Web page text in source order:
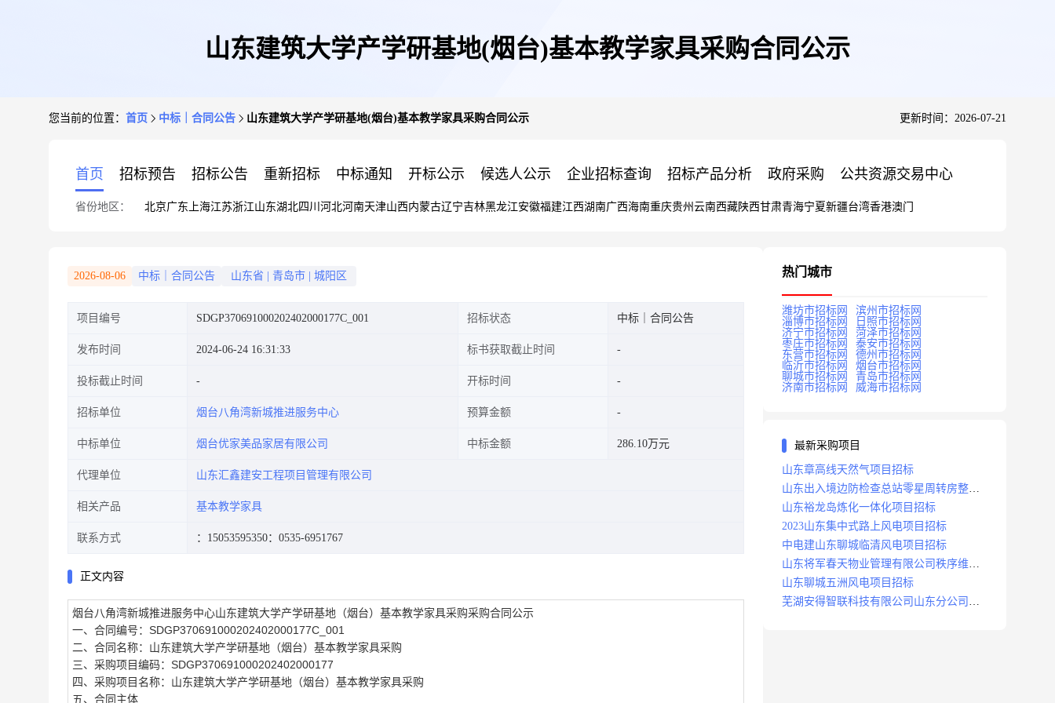
山东建筑大学产学研基地(烟台)基本教学家具采购合同公示
您当前的位置： 首页 中标｜合同公告 山东建筑大学产学研基地(烟台)基本教学家具采购合同公示 更新时间：2026-07-21
首页 招标预告 招标公告 重新招标 中标通知 开标公示 候选人公示 企业招标查询 招标产品分析 政府采购 公共资源交易中心
省份地区： 北京广东 上海江苏浙江山东湖北四川 河北河南天津山西内蒙古辽宁吉林黑龙江安徽福建江西湖南广西海南重庆贵州 云南西藏陕西甘肃青海宁夏新疆台湾香港澳门
2026-08-06 中标｜合同公告 山东省 青岛市 城阳区
项目编号 SDGP370691000202402000177C_001 招标状态 中标｜合同公告
发布时间 2024-06-24 16:31:33 标书获取截止时间
投标截止时间 开标时间
招标单位 烟台八角湾新城推进服务中心 预算金额
中标单位 烟台优家美品家居有限公司 中标金额 286.10万元
代理单位 山东汇鑫建安工程项目管理有限公司
相关产品 基本教学家具
联系方式 ：15053595350：0535-6951767
正文内容
烟台八角湾新城推进服务中心山东建筑大学产学研基地（烟台）基本教学家具采购采购合同公示
一、合同编号：SDGP370691000202402000177C_001
二、合同名称：山东建筑大学产学研基地（烟台）基本教学家具采购
三、采购项目编码：SDGP370691000202402000177
四、采购项目名称：山东建筑大学产学研基地（烟台）基本教学家具采购
五、合同主体
热门城市
潍坊市招标网
滨州市招标网
淄博市招标网
日照市招标网
济宁市招标网
菏泽市招标网
枣庄市招标网
泰安市招标网
东营市招标网
德州市招标网
临沂市招标网
烟台市招标网
聊城市招标网
青岛市招标网
济南市招标网
威海市招标网
最新采购项目
山东章高线天然气项目招标
山东出入境边防检查总站零星周转房整修
项目招标中标
山东裕龙岛炼化一体化项目招标
2023山东集中式路上风电项目招标
中电建山东聊城临清风电项目招标
山东将军春天物业管理有限公司秩序维护
服务项目招标公告
山东聊城五洲风电项目招标
芜湖安得智联科技有限公司山东分公司济